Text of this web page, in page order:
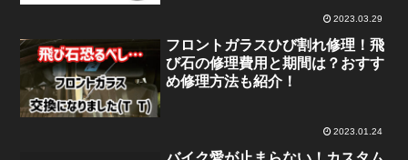
2023.03.29
フロントガラスひび割れ修理！飛
び石の修理費用と期間は？おすす
め修理方法も紹介！
2023.01.24